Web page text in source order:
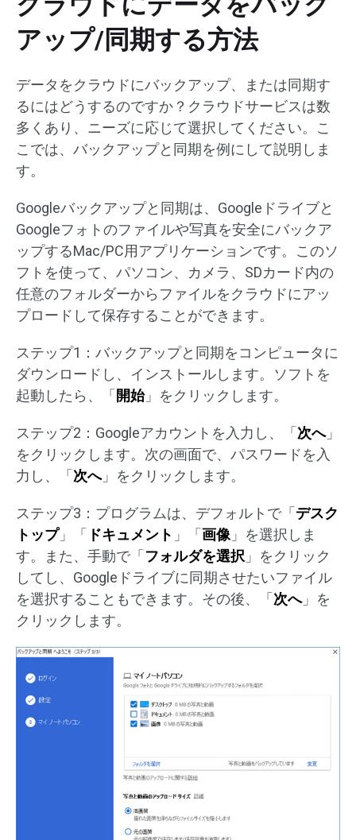
アップ/同期する方法
データをクラウドにバックアップ、または同期す
るにはどうするのですか？クラウドサービスは数
多くあり、ニーズに応じて選択してください。こ
こでは、バックアップと同期を例にして説明しま
す。
Googleバックアップと同期は、Googleドライブと
Googleフォトのファイルや写真を安全にバックア
ップするMac/PC用アプリケーションです。このソ
フトを使って、パソコン、カメラ、SDカード内の
任意のフォルダーからファイルをクラウドにアッ
プロードして保存することができます。
ステップ1：バックアップと同期をコンピュータに
ダウンロードし、インストールします。ソフトを
起動したら、「開始」をクリックします。
ステップ2：Googleアカウントを入力し、「次へ」
をクリックします。次の画面で、パスワードを入
力し、「次へ」をクリックします。
ステップ3：プログラムは、デフォルトで「デスク
トップ」「 ドキュメント 」「画像 」を選択しま
す。また、手動で「フォルダを選択 」をクリック
してし、Googleドライブに同期させたいファイル
を選択することもできます。その後、「次へ」を
クリックします。